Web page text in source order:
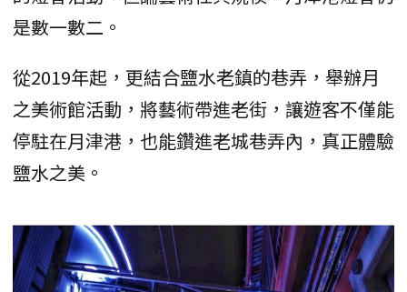
是數一數二。
從2019年起，更結合鹽水老鎮的巷弄，舉辦月
之美術館活動，將藝術帶進老街，讓遊客不僅能
停駐在月津港，也能鑽進老城巷弄內，真正體驗
鹽水之美。